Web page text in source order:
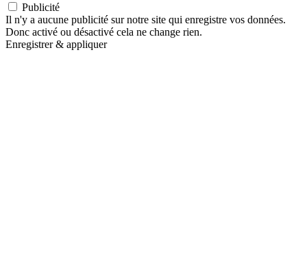
Publicité
Il n'y a aucune publicité sur notre site qui enregistre vos données.
Donc activé ou désactivé cela ne change rien.
Enregistrer & appliquer